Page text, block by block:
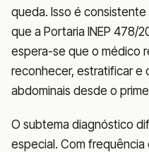
queda. Isso é
que a Portaria INEP 478/
espera-se que o médico
reconhecer, estratificar e
abdominais desde o
O subtema diagnóstico
especial. Com